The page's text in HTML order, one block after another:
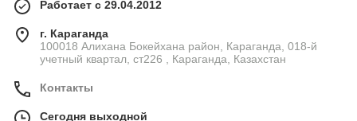
Работает с 29.04.2012
г. Караганда
100018 Алихана Бокейхана район, Караганда, 018-й
учетный квартал, ст226 , Караганда, Казахстан
Контакты
Сегодня выходной